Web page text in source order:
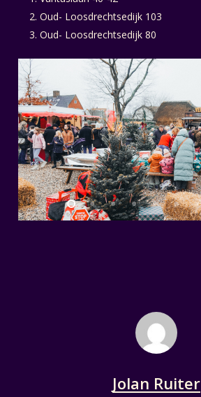
Oud- Loosdrechtsedijk 103
Oud- Loosdrechtsedijk 80
Jolan Ruiter